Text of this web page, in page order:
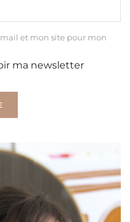
et mon site pour mon
ma newsletter